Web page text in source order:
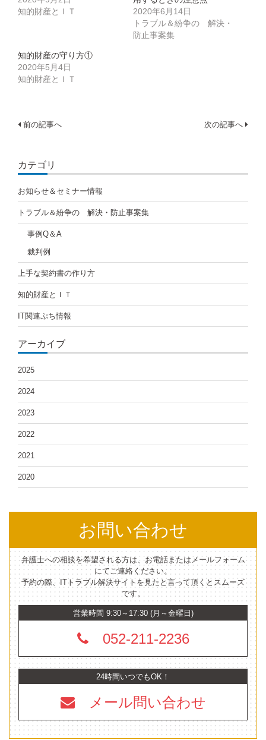
開
き
ま
し
い
ウ
で
開
き
ま
す)
知的財産とＩＴ
2020年6月14日
トラブル＆紛争の 解決・
防止事案集
知的財産の守り方①
2020年5月4日
知的財産とＩＴ
投
ナ
ビ
ゲ
ー
シ
ョ
ン
前の記事へ 次の記事へ
カテゴリ
お知らせ＆セミナー情報
トラブル＆紛争の 解決・防止事案集
事例Q＆A
裁判例
上手な契約書の作り方
知的財産とＩＴ
IT関連ぷち情報
アーカイブ
2025
2024
2023
2022
2021
2020
お問い合わせ
弁護士への相談を希望される方は、お電話またはメールフォーム
にてご連絡ください。
予約の際、ITトラブル解決サイトを見たと言って頂くとスムーズ
です。
営業時間 9:30～17:30 (月～金曜日)
052-211-2236
24時間いつでもOK！
メール問い合わせ